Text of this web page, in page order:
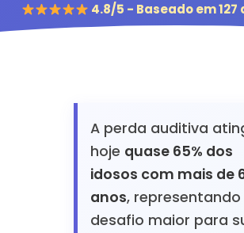
4.8/5 - Baseado em
A perda auditiva
hoje quase 65% dos
idosos com mais de
anos, representando
desafio maior para